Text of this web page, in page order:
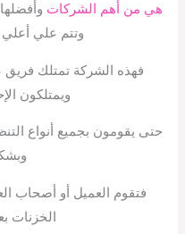
هي من أهم الشركات
وتتم علي
فهذه الشركة تمتلك فريق
ويمتلكون
حتى يقومون بجميع أنواع
فتقوم العميل أو أصحاب
الخزنات